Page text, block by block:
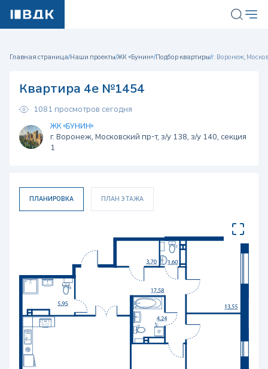
Главная страница/Наши проекты/ЖК «Бунин»/Подбор квартиры/г. Воронеж,
Квартира 4е №1454
1081 просмотров сегодня
ЖК «БУНИН»
г. Воронеж, Московский пр-т, з/у 138, з/у 140, секция
1
ПЛАНИРОВКА ПЛАН ЭТАЖА